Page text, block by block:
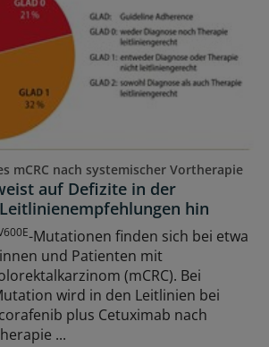
mCRC nach systemischer Vortherapie
auf Defizite in der
hin
-Mutationen finden sich bei etwa
und Patienten mit
(mCRC). Bei
wird in den Leitlinien bei
plus Cetuximab nach
...